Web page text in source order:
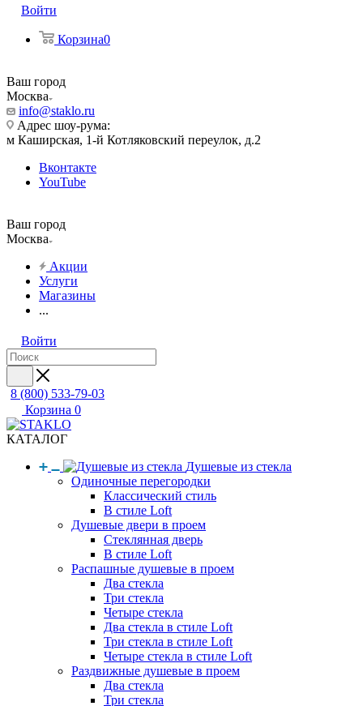
Войти
Корзина0
Ваш город
Москва
info@staklo.ru
Адрес шоу-рума:
м Каширская, 1-й Котляковский переулок, д.2
Вконтакте
YouTube
Ваш город
Москва
Акции
Услуги
Магазины
...
Войти
8 (800) 533-79-03
Корзина 0
КАТАЛОГ
Душевые из стекла
Одиночные перегородки
Классический стиль
В стиле Loft
Душевые двери в проем
Стеклянная дверь
В стиле Loft
Распашные душевые в проем
Два стекла
Три стекла
Четыре стекла
Два стекла в стиле Loft
Три стекла в стиле Loft
Четыре стекла в стиле Loft
Раздвижные душевые в проем
Два стекла
Три стекла